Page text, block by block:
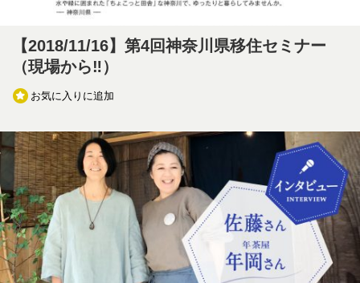
【2018/11/16】第4回神奈川県移住セミナー
（現場から‼）
お気に入りに追加